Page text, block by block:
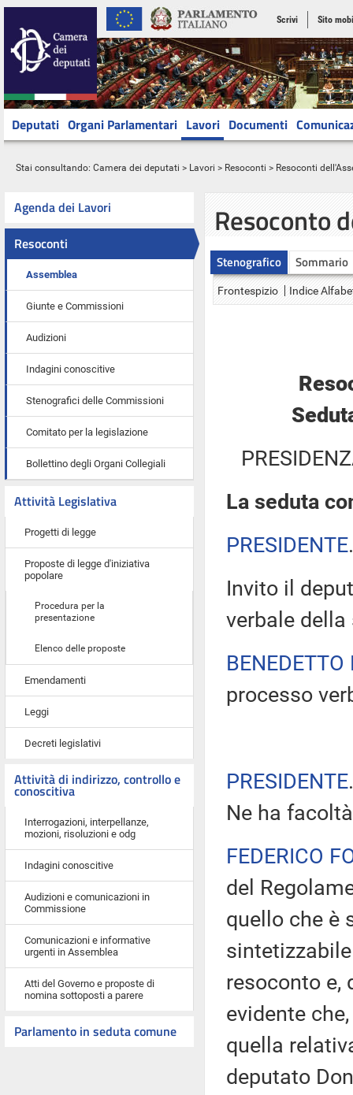
Scrivi Sito
Deputati Organi Parlamentari Lavori Documenti
Stai consultando: Camera dei deputati > Lavori > Resoconti > Resoconti
Agenda dei Lavori
Resoconti
Assemblea
Giunte e Commissioni
Audizioni
Indagini conoscitive
Stenografici delle Commissioni
Comitato per la legislazione
Bollettino degli Organi Collegiali
Attività Legislativa
Progetti di legge
Proposte di legge d'iniziativa
popolare
Procedura per la
presentazione
Elenco delle proposte
Emendamenti
Leggi
Decreti legislativi
Attività di indirizzo, controllo e
conoscitiva
Interrogazioni, interpellanze,
mozioni, risoluzioni e odg
Indagini conoscitive
Audizioni e comunicazioni in
Commissione
Comunicazioni e informative
urgenti in Assemblea
Atti del Governo e proposte di
nomina sottoposti a parere
Parlamento in seduta comune
Resoconto
Stenografico Sommario
Frontespizio Indice
La seduta
PRESIDENTE
Invito il
verbale della
processo
PRESIDENTE
Ne ha
FEDERICO
del
quello che è
resoconto e,
evidente
quella
deputato